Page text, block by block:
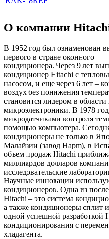
О компании
В 1952 год был ознаменован
первого в стране оконного
кондиционера. Через 9 лет
кондиционер Hitachi с
насосом, и еще через 6 лет –
воздух без понижения
становится лидером в
микроэлектроники. В 1978
микродатчиками контроля
помощью компьютера.
кондиционеры не только в
Малайзии (завод Hapm), в
объем продаж Hitachi
миллиардов долларов
исследовательские
Научные инновации
кондиционеров. Одна из
Hitachi – это система
а также кондиционеры сплит
одной успешной разработкой
кондиционирования с
хладагента.